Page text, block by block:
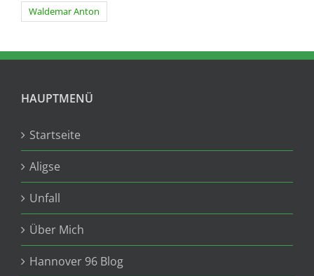
Waldemar Anton
HAUPTMENÜ
Startseite
Aligse
Unfall
Über Mich
Hannover 96 Blog